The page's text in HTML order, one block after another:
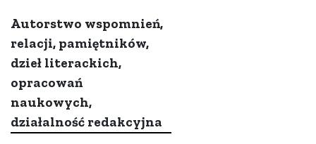
Autorstwo wspomnień,
relacji, pamiętników,
dzieł literackich,
opracowań
naukowych,
działalność redakcyjna